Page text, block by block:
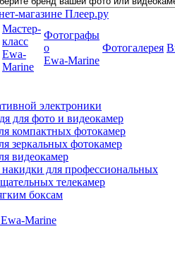
Мастер-
класс
Ewa-
Marine
Фотографы
о
Ewa-Marine
Фотогалерея
электроники
для фото и видеокамер
компактных фотокамер
зеркальных фотокамер
видеокамер
для профессиональных
телекамер
боксам
Marine